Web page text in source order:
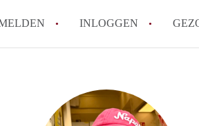
INLOGGEN
Wat is de